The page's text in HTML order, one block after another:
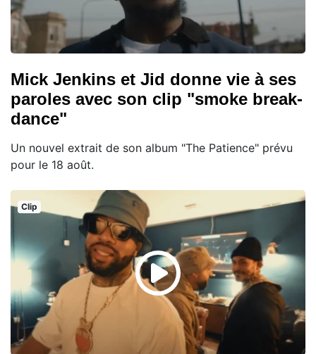
Mick Jenkins et Jid donne vie à ses
paroles avec son clip "smoke break-
dance"
Un nouvel extrait de son album "The Patience" prévu
pour le 18 août.
Clip